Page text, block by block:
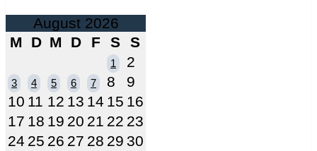
August 2026
M
D M D F S S
1 2
3 4 5 6 7 8
9
10 11 12 13 14 15 16
17 18 19 20 21 22 23
24 25 26 27 28 29 30